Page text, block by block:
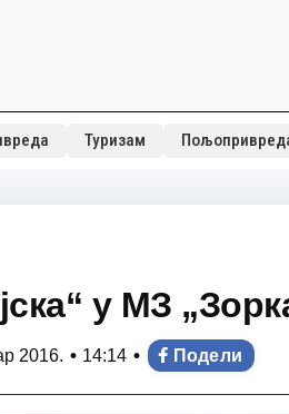
Туризам
у МЗ
2016. • 14:14 • Подели